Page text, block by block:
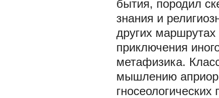
бытия, породил
знания и
других
приключения
метафизика.
мышлению